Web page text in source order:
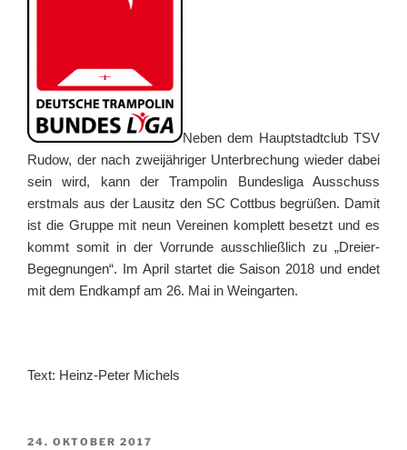
Neben dem Hauptstadtclub TSV
Rudow, der nach zweijähriger Unterbrechung wieder dabei
sein wird, kann der Trampolin Bundesliga Ausschuss
erstmals aus der Lausitz den SC Cottbus begrüßen. Damit
ist die Gruppe mit neun Vereinen komplett besetzt und es
kommt somit in der Vorrunde ausschließlich zu „Dreier-
Begegnungen“. Im April startet die Saison 2018 und endet
mit dem Endkampf am 26. Mai in Weingarten.
Text: Heinz-Peter Michels
VERÖFFENTLICHT
24. OKTOBER 2017